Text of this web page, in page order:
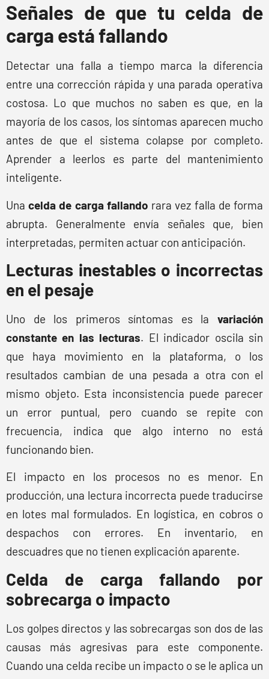
Señales de que tu celda de
carga está fallando
Detectar una falla a tiempo marca la diferencia
entre una corrección rápida y una parada operativa
costosa. Lo que muchos no saben es que, en la
mayoría de los casos, los síntomas aparecen mucho
antes de que el sistema colapse por completo.
Aprender a leerlos es parte del mantenimiento
inteligente.
Unacelda de carga fallando rara vez falla de forma
abrupta. Generalmente envía señales que, bien
interpretadas, permiten actuar con anticipación.
Lecturas inestables o incorrectas
en el pesaje
Uno de los primeros síntomas es la variación
constante en las lecturas. El indicador oscila sin
que haya movimiento en la plataforma, o los
resultados cambian de una pesada a otra con el
mismo objeto. Esta inconsistencia puede parecer
un error puntual, pero cuando se repite con
frecuencia, indica que algo interno no está
funcionando bien.
El impacto en los procesos no es menor. En
producción, una lectura incorrecta puede traducirse
en lotes mal formulados. En logística, en cobros o
despachos con errores. En inventario, en
descuadres que no tienen explicación aparente.
Celda de carga fallando por
sobrecarga o impacto
Los golpes directos y las sobrecargas son dos de las
causas más agresivas para este componente.
Cuando una celda recibe un impacto o se le aplica un